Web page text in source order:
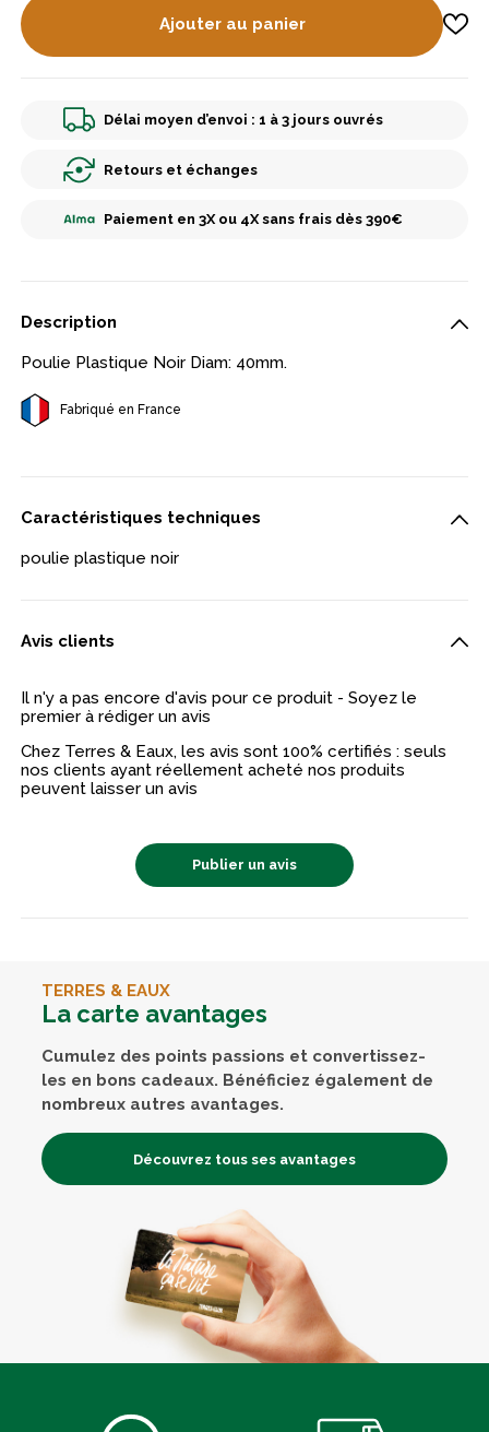
Ajouter au panier
Délai moyen d’envoi : 1 à 3 jours ouvrés
Retours et échanges
Paiement en 3X ou 4X sans frais dès 390€
Description
Poulie Plastique Noir Diam: 40mm.
Fabriqué en France
Caractéristiques techniques
poulie plastique noir
Avis clients
Il n'y a pas encore d'avis pour ce produit - Soyez le
premier à rédiger un avis
Chez Terres & Eaux, les avis sont 100% certifiés : seuls
nos clients ayant réellement acheté nos produits
peuvent laisser un avis
Publier un avis
TERRES & EAUX
La carte avantages
Cumulez des points passions et convertissez-
les en bons cadeaux. Bénéficiez également de
nombreux autres avantages.
Découvrez tous ses avantages